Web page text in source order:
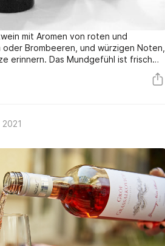
mit Aromen von roten und
Brombeeren, und würzigen Noten,
erinnern. Das Mundgefühl ist frisch
Er ist ein vollmundiger, komplexer